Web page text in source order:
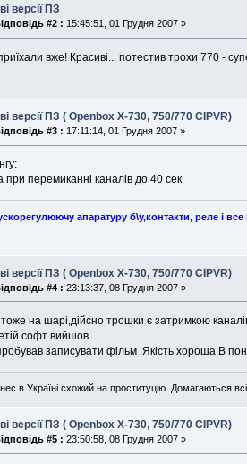
версії ПЗ
#2 : 15:45:51, 01 Грудня 2007 »
приїхали вже! Красиві... потестив трохи 770 -
версії ПЗ ( Openbox X-730, 750/770 CIPVR)
#3 : 17:11:14, 01 Грудня 2007 »
при перемиканнi каналiв до 40 сек
апаратуру б\у,контакти, реле і все
версії ПЗ ( Openbox X-730, 750/770 CIPVR)
#4 : 23:13:37, 08 Грудня 2007 »
на шарі,дійсно трошки є затримкою
софт вийшов.
записувати фільм .Якість хороша.В
в Україні схожий на проституцію. Домагаються
версії ПЗ ( Openbox X-730, 750/770 CIPVR)
#5 : 23:50:58, 08 Грудня 2007 »